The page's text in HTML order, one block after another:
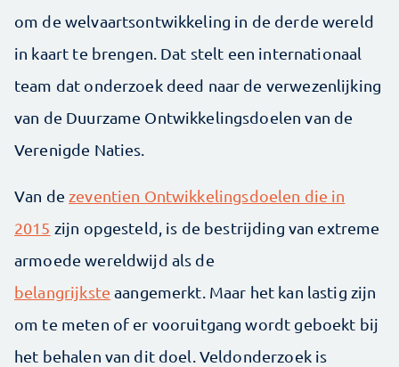
om de welvaartsontwikkeling in de derde wereld
in kaart te brengen. Dat stelt een internationaal
team dat onderzoek deed naar de verwezenlijking
van de Duurzame Ontwikkelingsdoelen van de
Verenigde Naties.
Van de zeventien Ontwikkelingsdoelen die in
2015 zijn opgesteld, is de bestrijding van extreme
armoede wereldwijd als de
belangrijkste aangemerkt. Maar het kan lastig zijn
om te meten of er vooruitgang wordt geboekt bij
het behalen van dit doel. Veldonderzoek is